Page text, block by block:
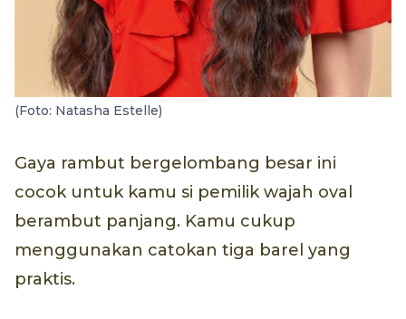
(Foto: Natasha Estelle)
Gaya rambut bergelombang besar ini
cocok untuk kamu si pemilik wajah oval
berambut panjang. Kamu cukup
menggunakan catokan tiga barel yang
praktis.